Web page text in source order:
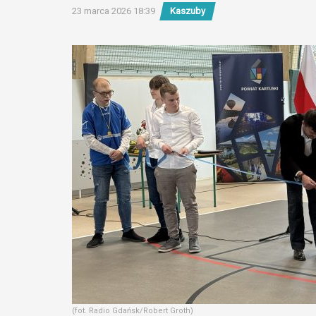
23 marca 2026 18:39 Kaszuby
(fot. Radio Gdańsk/Robert Groth)